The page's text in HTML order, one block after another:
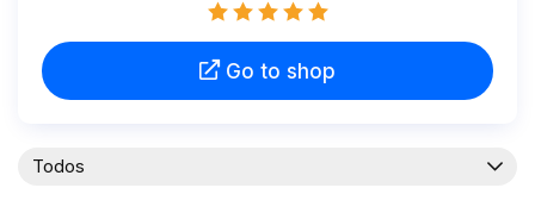
Go to shop
Todos